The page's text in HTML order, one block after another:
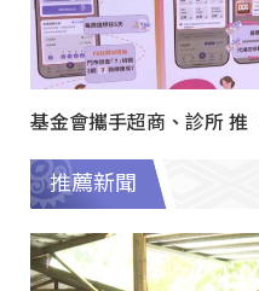
基金會攜手超商、診所 推
推薦新聞